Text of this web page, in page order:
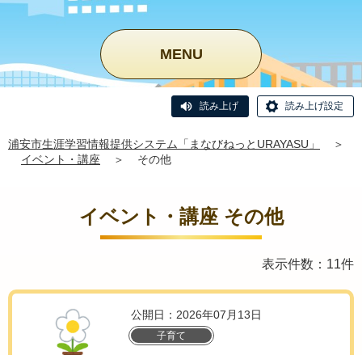
MENU
読み上げ 読み上げ設定
浦安市生涯学習情報提供システム「まなびねっとURAYASU」
＞
イベント・講座
＞ その他
イベント・講座 その他
表示件数：11件
公開日：2026年07月13日
子育て